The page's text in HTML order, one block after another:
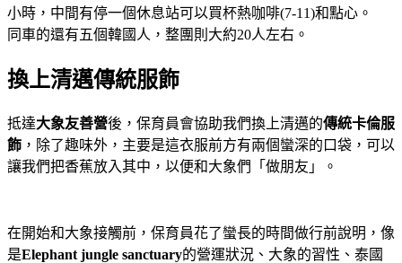
小時，中間有停一個休息站可以買杯熱咖啡(7-11)和點心。
同車的還有五個韓國人，整團則大約20人左右。
換上清邁傳統服飾
抵達大象友善營後，保育員會協助我們換上清邁的傳統卡倫服
飾 ，除了趣味外，主要是這衣服前方有兩個蠻深的口袋，可以
讓我們把香蕉放入其中，以便和大象們「做朋友」。
在開始和大象接觸前，保育員花了蠻長的時間做行前說明，像
是Elephant jungle sanctuary的營運狀況、大象的習性、泰國